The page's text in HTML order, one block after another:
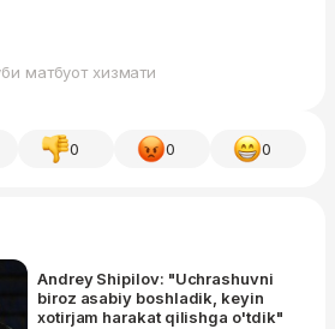
матбуот хизмати
0 0 0
Andrey Shipilov: "Uchrashuvni
biroz asabiy boshladik, keyin
xotirjam harakat qilishga o'tdik"